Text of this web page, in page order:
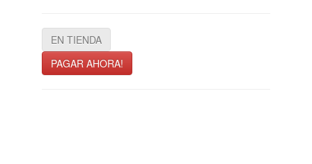
EN TIENDA
PAGAR AHORA!